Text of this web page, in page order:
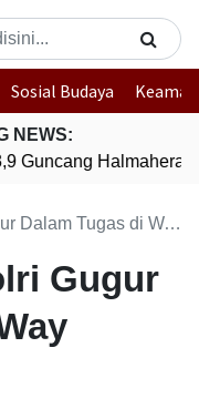
Sosial Budaya
NEWS:
Guncang Halmahera
Tugas di Way Kanan
Gugur